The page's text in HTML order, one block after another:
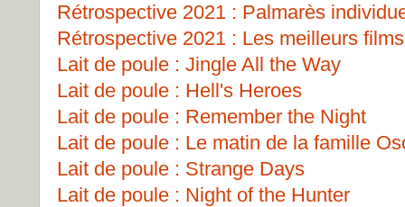
Rétrospective 2021 : Palmarès
Rétrospective 2021 : Les meilleurs
Lait de poule : Jingle All the Way
Lait de poule : Hell's Heroes
Lait de poule : Remember the Night
Lait de poule : Le matin de la famille
Lait de poule : Strange Days
Lait de poule : Night of the Hunter